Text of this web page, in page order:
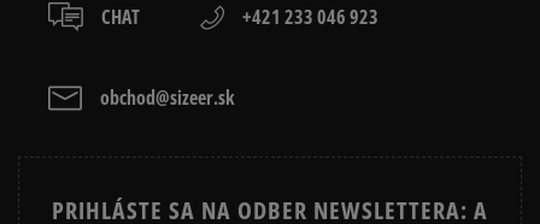
CHAT +421 233 046 923
obchod@sizeer.sk
PRIHLÁSTE SA NA ODBER NEWSLETTERA: A